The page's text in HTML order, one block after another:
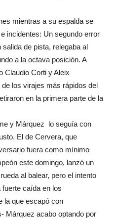
mientras a su espalda se
incidentes: Un segundo error
de pista, relegaba al
a la octava posición. A
Claudio Corti y Aleix
los virajes más rápidos del
en la primera parte de la
y Márquez lo seguía con
El de Cervera, que
fuera como mínimo
este domingo, lanzó un
al balear, pero el intento
caída en los
la que escapó con
Márquez acabo optando por